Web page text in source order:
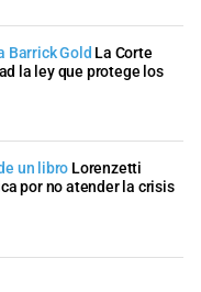
Barrick Gold La Corte
la ley que protege los
un libro Lorenzetti
por no atender la crisis